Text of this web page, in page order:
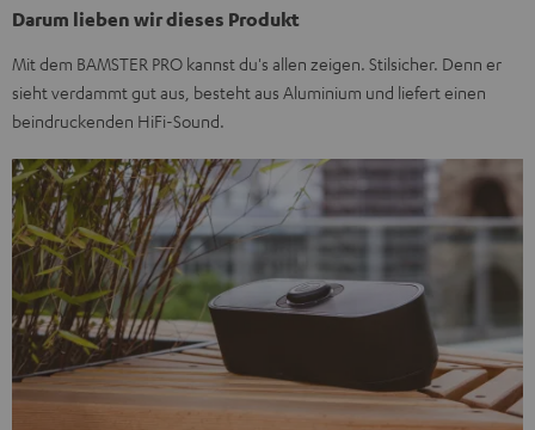
Darum lieben wir dieses Produkt
Mit dem BAMSTER PRO kannst du's allen zeigen. Stilsicher. Denn er
sieht verdammt gut aus, besteht aus Aluminium und liefert einen
beindruckenden HiFi-Sound.